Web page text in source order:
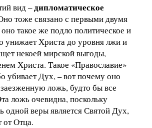
вид –дипломатическое
тоже связано с первыми двумя
такое же подло политическое и
унижает Христа до уровня лжи и
некоей мирской выгоды,
Христа. Такое «Православие»
убивает Дух, – вот почему оно
ложь, будто бы все
ложь очевидна, поскольку
одной веры является Святой Дух,
от Отца.